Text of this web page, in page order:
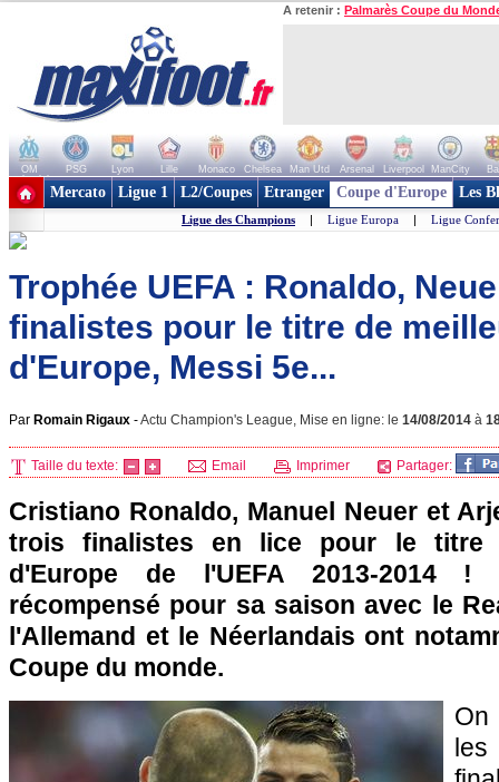
A retenir : Palmarès Coupe du
OM PSG Lyon Lille Monaco Chelsea Man Utd Arsenal Liverpool ManCity
+ de clubs
Mercato Ligue 1 L2/Coupes Etranger Coupe d'Europe Les
Ligue des Champions | Ligue Europa | Ligue
Trophée UEFA : Ronaldo,
finalistes pour le titre de
d'Europe, Messi 5e...
Par Romain Rigaux -Actu Champion's League, Mise en ligne: le 14/08/2014 à
Taille du texte: Email Imprimer Partager:
Cristiano Ronaldo, Manuel Neuer et
trois finalistes en lice pour le titre
d'Europe de l'UEFA 2013-2014
récompensé pour sa saison avec le
l'Allemand et le Néerlandais ont
Coupe du monde.